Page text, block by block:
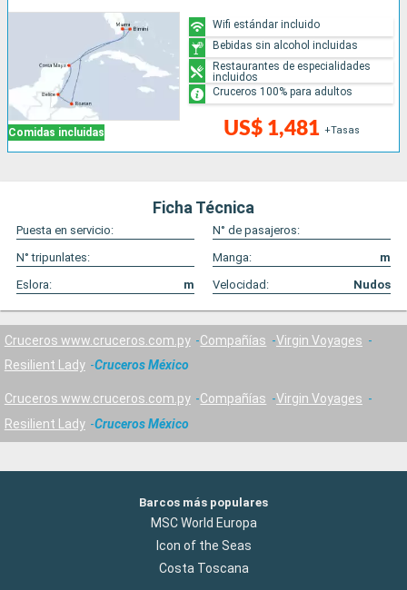
Comidas incluidas US$ 1,481 +Tasas
Wifi estándar incluido
Bebidas sin alcohol incluidas
Restaurantes de especialidades
incluidos
Cruceros 100% para adultos
Ficha Técnica
Puesta en servicio:
N° de pasajeros:
N° tripunlates:
Manga:
m
Eslora:
m Velocidad: Nudos
Cruceros www.cruceros.com.py Compañías
Virgin Voyages
Resilient Lady
Cruceros México
Cruceros www.cruceros.com.py Compañías
Virgin Voyages
Resilient Lady
Cruceros México
Barcos más populares
MSC World Europa
Icon of the Seas
Costa Toscana